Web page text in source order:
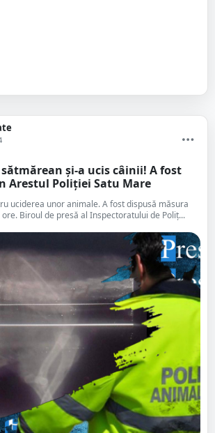
sătmărean și-a ucis câinii! A fost
Arestul Poliției Satu Mare
uciderea unor animale. A fost dispusă măsura
Biroul de presă al Inspectoratului de Poliț...